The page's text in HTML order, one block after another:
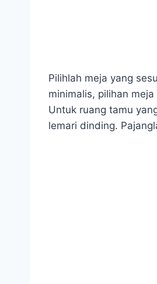
Pilihlah meja yang
minimalis, pilihan
Untuk ruang tamu
lemari dinding.